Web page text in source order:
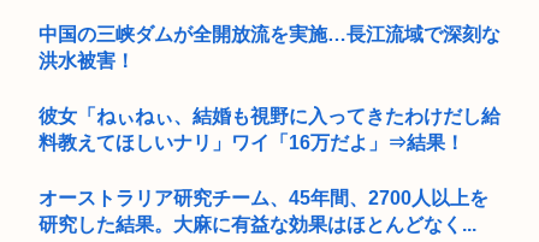
中国の三峡ダムが全開放流を実施…長江流域で深刻な
洪水被害！
彼女「ねぃねぃ、結婚も視野に入ってきたわけだし給
料教えてほしいナリ」ワイ「16万だよ」⇒結果！
オーストラリア研究チーム、45年間、2700人以上を
研究した結果。大麻に有益な効果はほとんどなく...